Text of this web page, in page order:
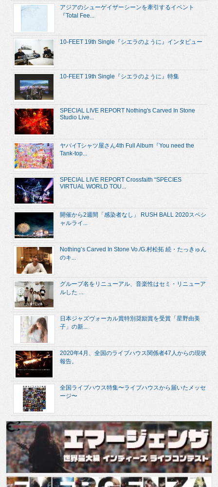
アジアのシューゲイザーシーンを牽引するイベント
『Total Fee...
10-FEET 19th Single『シエラのように』インタビュー
10-FEET 19th Single『シエラのように』特集
SPECIAL LIVE REPORT Nothing's Carved In Stone
Studio Live...
ヤバイTシャツ屋さん4th Full Album『You need the
Tank-top...
SPECIAL LIVE REPORT Crossfaith “SPECIES
VIRTUAL WORLD TOU...
開催から2週間「感染者なし」 RUSH BALL 2020スペシ
ャルライ...
Nothing’s Carved In Stone Vo./G.村松拓 続・たっきゅん
のキ...
グループ名をリニューアル、音楽性はセミ・リニューア
ルした ...
日本ジャズヴォーカル賞特別奨励賞を受賞「星野由美
子」の新...
2020年4月、全国のライブハウス関係者47人からの現状
報告。
全国ライブハウス特集〜ライブハウスから届いたメッセ
ージ〜